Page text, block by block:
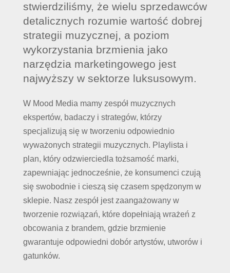
stwierdziliśmy, że wielu sprzedawców
detalicznych rozumie wartość dobrej
strategii muzycznej, a poziom
wykorzystania brzmienia jako
narzędzia marketingowego jest
najwyższy w sektorze luksusowym.
W Mood Media mamy zespół muzycznych
ekspertów, badaczy i strategów, którzy
specjalizują się w tworzeniu odpowiednio
wyważonych strategii muzycznych. Playlista i
plan, który odzwierciedla tożsamość marki,
zapewniając jednocześnie, że konsumenci czują
się swobodnie i cieszą się czasem spędzonym w
sklepie. Nasz zespół jest zaangażowany w
tworzenie rozwiązań, które dopełniają wrażeń z
obcowania z brandem, gdzie brzmienie
gwarantuje odpowiedni dobór artystów, utworów i
gatunków.